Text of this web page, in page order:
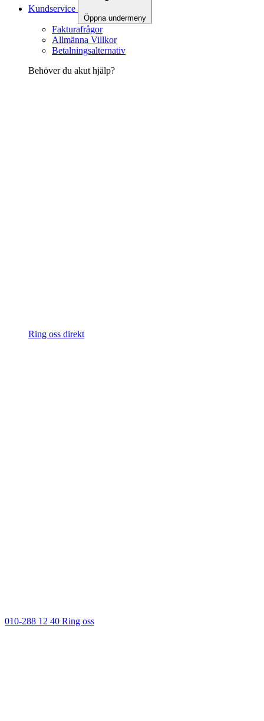
Kundservice
Öppna undermeny
Fakturafrågor
Allmänna Villkor
Betalningsalternativ
Behöver du akut hjälp?
Ring oss direkt
010-288 12 40 Ring oss